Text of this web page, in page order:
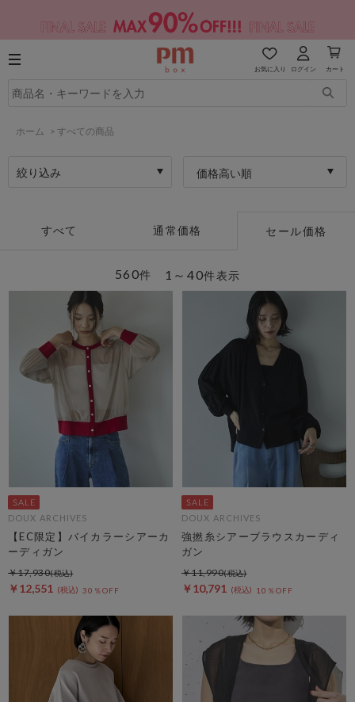
お気に入り ログイン カート
ホーム > すべての商品
絞り込み 価格高い順
すべて 通常価格 セール価格
1～40件表示
560件
DOUX ARCHIVES
【EC限定】バイカラーシアーカ
ーディガン
￥12,551 30％OFF
￥17,930
DOUX ARCHIVES
強撚糸シアーブラウスカーディ
ガン
￥10,791 10％OFF
￥11,990